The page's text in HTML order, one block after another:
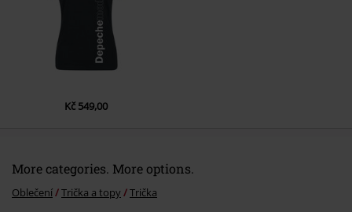
Odeslat komentář
Kč 549,00
More categories. More options.
Oblečení Trička a topy Trička